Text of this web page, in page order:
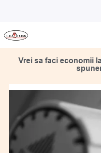
content
Vrei sa faci economii